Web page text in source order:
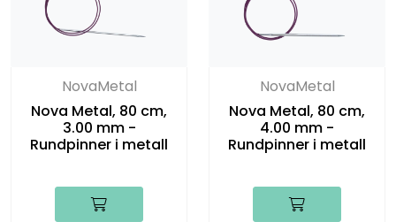
NovaMetal
Nova Metal, 80 cm,
3.00 mm -
Rundpinner i metall
NovaMetal
Nova Metal, 80 cm,
4.00 mm -
Rundpinner i metall